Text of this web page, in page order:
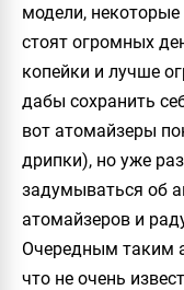
модели, некоторые
стоят огромных
копейки и лучше
дабы сохранить
вот атомайзеры
дрипки), но уже
задумываться об
атомайзеров и
Очередным таким
что не очень